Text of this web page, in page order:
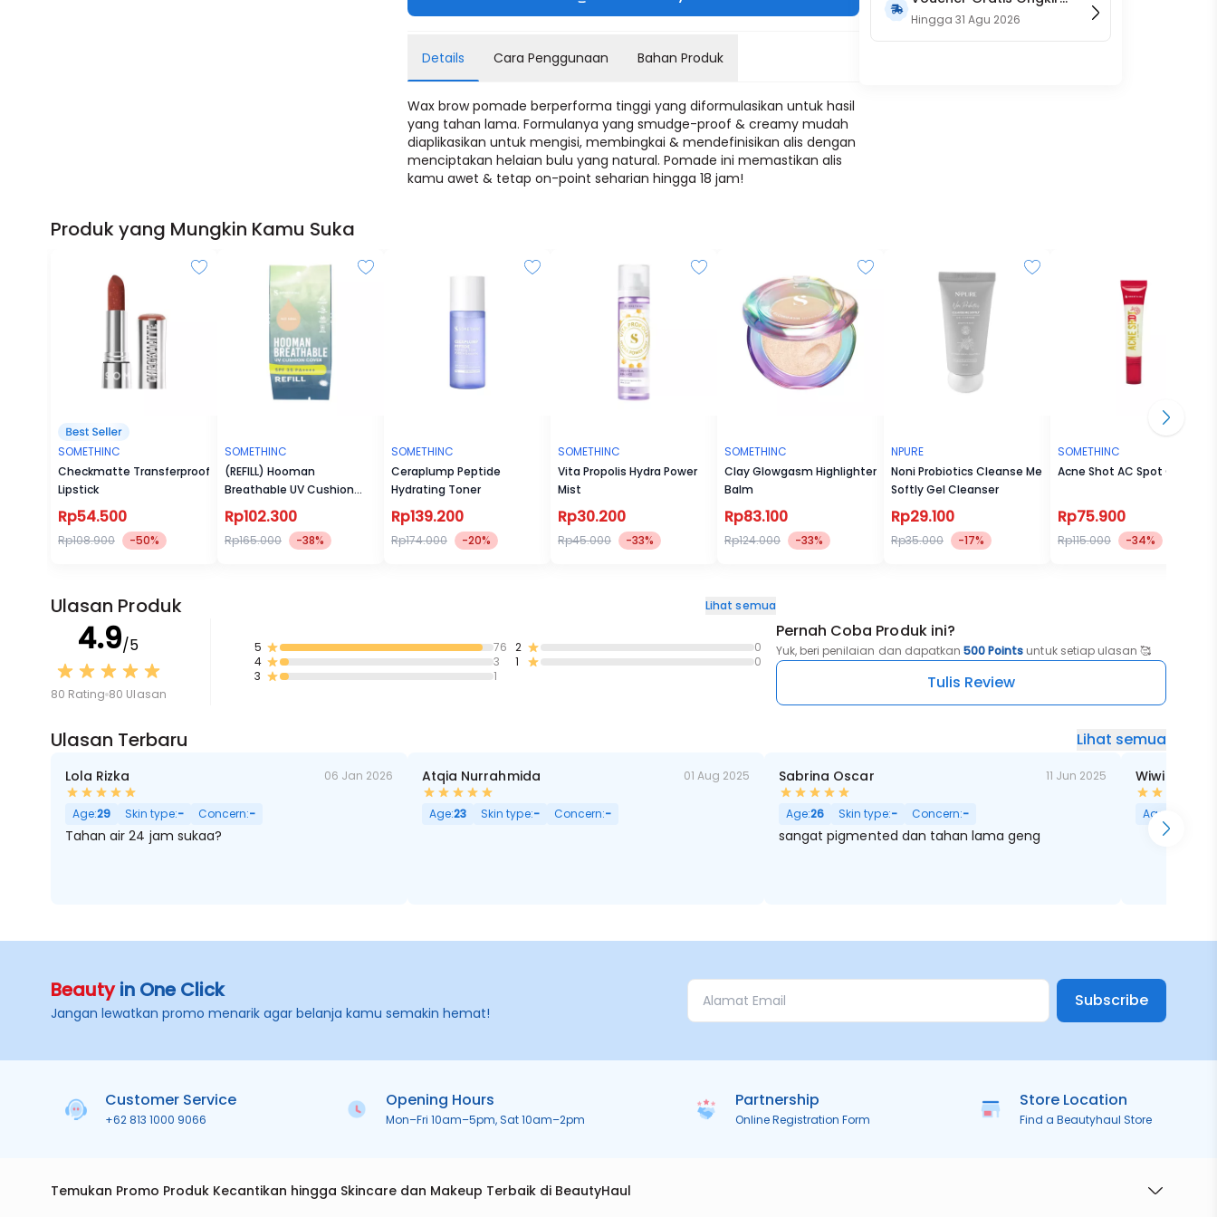
Details Cara Penggunaan Bahan Produk
Wax brow pomade berperforma tinggi yang diformulasikan untuk hasil
yang tahan lama. Formulanya yang smudge-proof & creamy mudah
diaplikasikan untuk mengisi, membingkai & mendefinisikan alis dengan
menciptakan helaian bulu yang natural. Pomade ini memastikan alis
kamu awet & tetap on-point seharian hingga 18 jam!
15RB (Only on Website)
Hingga31 Agu 2026
Produk yang Mungkin Kamu Suka
SOMETHINC
Checkmatte Transferproof
Lipstick
Rp54.500
Rp108.900 -50%
SOMETHINC
(REFILL) Hooman
Breathable UV Cushion
Cover SPF35 PA++++
Rp102.300
Rp165.000 -38%
SOMETHINC
Ceraplump Peptide
Hydrating Toner
Rp139.200
Rp174.000 -20%
SOMETHINC
Vita Propolis Hydra Power
Mist
Rp30.200
Rp45.000 -33%
SOMETHINC
Clay Glowgasm Highlighter
Balm
Rp83.100
Rp124.000 -33%
NPURE
Noni Probiotics Cleanse Me
Softly Gel Cleanser
Rp29.100
Rp35.000 -17%
SOMETHINC
Acne Shot AC Spot Gel
Rp75.900
Rp115.000 -34%
Ulasan Produk Lihat semua
4.9/5
80 Rating 80 Ulasan
5
76
4
3
3
1
2
0
1
0
Pernah Coba Produk ini?
Yuk, beri penilaian dan dapatkan 500 Points untuk setiap ulasan 🥰
Tulis Review
Ulasan Terbaru Lihat semua
Lola Rizka 06 Jan 2026
Age:29 Skin type:- Concern:-
Tahan air 24 jam sukaa?
Atqia Nurrahmida 01 Aug 2025
Age:23 Skin type:- Concern:-
Sabrina Oscar 11 Jun 2025
Age:26 Skin type:- Concern:-
sangat pigmented dan tahan lama geng
Wiwi Tatum
Age:
Beautyin One Click
Jangan lewatkan promo menarik agar belanja kamu semakin hemat!
Subscribe
Customer Service
+62 813 1000 9066
Opening Hours
Mon–Fri 10am–5pm, Sat 10am–2pm
Partnership
Online Registration Form
Store Location
Find a Beautyhaul Store
Temukan Promo Produk Kecantikan hingga Skincare dan Makeup Terbaik di BeautyHaul